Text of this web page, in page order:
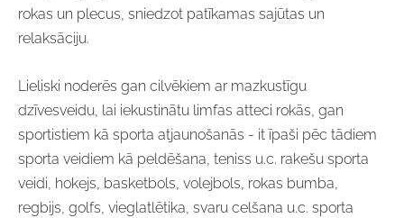
rokas un plecus, sniedzot patīkamas sajūtas un
relaksāciju.
Lieliski noderēs gan cilvēkiem ar mazkustīgu
dzīvesveidu, lai iekustinātu limfas atteci rokās, gan
sportistiem kā sporta atjaunošanās - it īpaši pēc tādiem
sporta veidiem kā peldēšana, teniss u.c. rakešu sporta
veidi, hokejs, basketbols, volejbols, rokas bumba,
regbijs, golfs, vieglatlētika, svaru celšana u.c. sporta